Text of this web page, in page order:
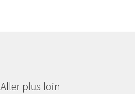
Aller plus loin